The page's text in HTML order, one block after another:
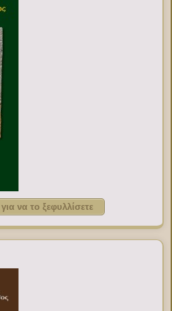
να το ξεφυλλίσετε